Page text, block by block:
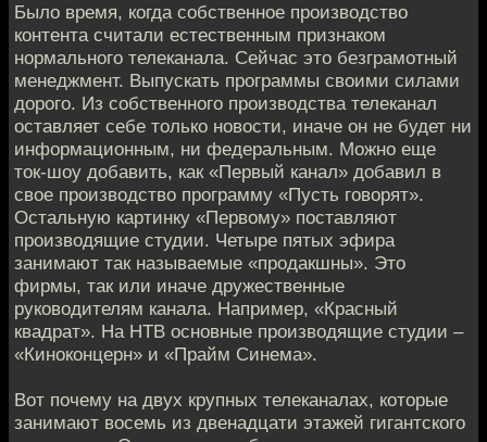
Было время, когда собственное производство
контента считали естественным признаком
нормального телеканала. Сейчас это безграмотный
менеджмент. Выпускать программы своими силами
дорого. Из собственного производства телеканал
оставляет себе только новости, иначе он не будет ни
информационным, ни федеральным. Можно еще
ток-шоу добавить, как «Первый канал» добавил в
свое производство программу «Пусть говорят».
Остальную картинку «Первому» поставляют
производящие студии. Четыре пятых эфира
занимают так называемые «продакшны». Это
фирмы, так или иначе дружественные
руководителям канала. Например, «Красный
квадрат». На НТВ основные производящие студии –
«Киноконцерн» и «Прайм Синема».
Вот почему на двух крупных телеканалах, которые
занимают восемь из двенадцати этажей гигантского